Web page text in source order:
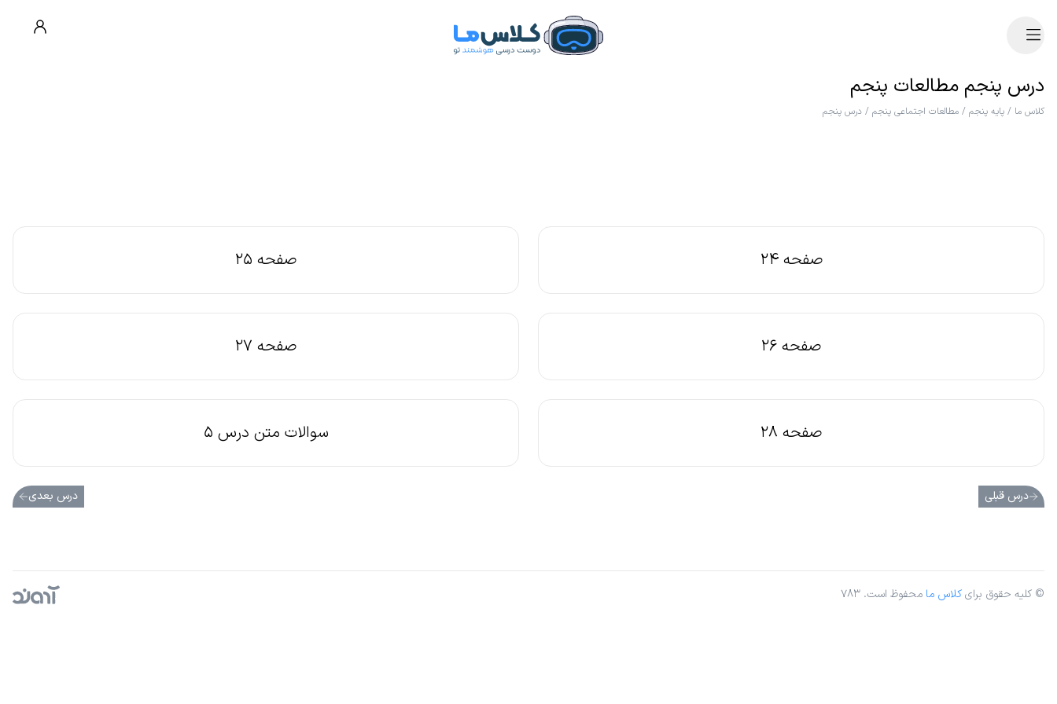
درس پنجم مطالعات پنجم
کلاس ما / پایه پنجم / مطالعات اجتماعی پنجم / درس پنجم
صفحه 24 صفحه 25
صفحه 26 صفحه 27
صفحه 28 سوالات متن درس 5
درس قبلی درس بعدی
© کلیه حقوق برایکلاس ما محفوظ است. ۷۸۳